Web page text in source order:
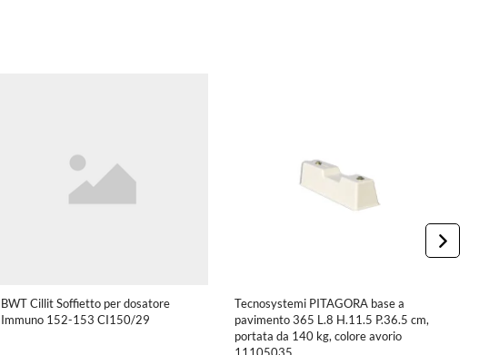
BWT Cillit Soffietto per dosatore
Immuno 152-153 CI150/29
Tecnosystemi PITAGORA base a
pavimento 365 L.8 H.11.5 P.36.5 cm,
portata da 140 kg, colore avorio
11105035